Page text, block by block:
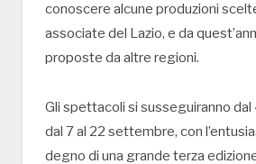
conoscere alcune produzioni
associate del Lazio, e da
proposte da altre regioni.
Gli spettacoli si susseguiranno dal
dal 7 al 22 settembre, con
degno di una grande terza